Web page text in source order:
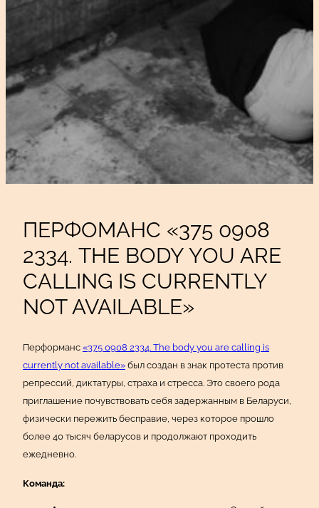
ПЕРФОМАНС «375 0908
2334. THE BODY YOU ARE
CALLING IS CURRENTLY
NOT AVAILABLE»
Перформанс «375 0908 2334. The body you are calling is
currently not available» был создан в знак протеста против
репрессий, диктатуры, страха и стресса. Это своего рода
приглашение почувствовать себя задержанным в Беларуси,
физически пережить бесправие, через которое прошло
более 40 тысяч беларусов и продолжают проходить
ежедневно.
Команда: